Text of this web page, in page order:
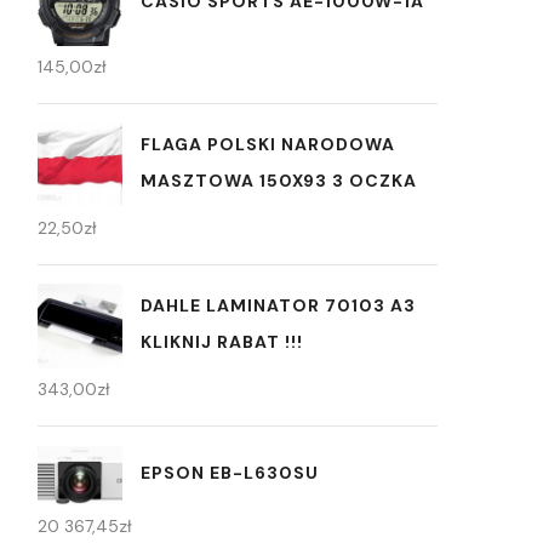
145,00zł
FLAGA POLSKI NARODOWA
MASZTOWA 150X93 3 OCZKA
22,50zł
DAHLE LAMINATOR 70103 A3
KLIKNIJ RABAT !!!
343,00zł
EPSON EB-L630SU
20 367,45zł